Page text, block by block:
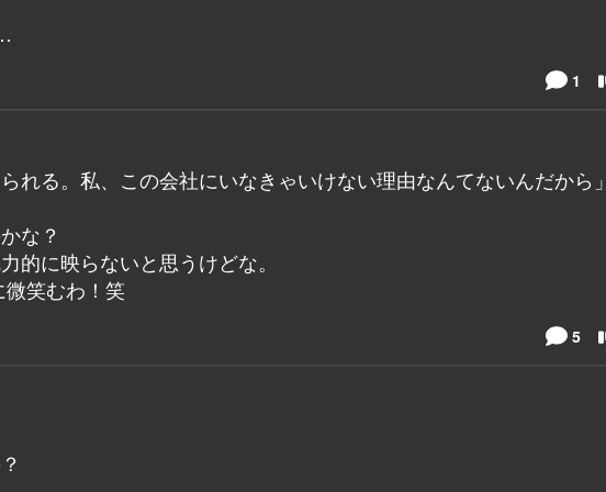
1
れる。私、この会社にいなきゃいけない理由なんてないんだから」
な？
的に映らないと思うけどな。
笑むわ！笑
5